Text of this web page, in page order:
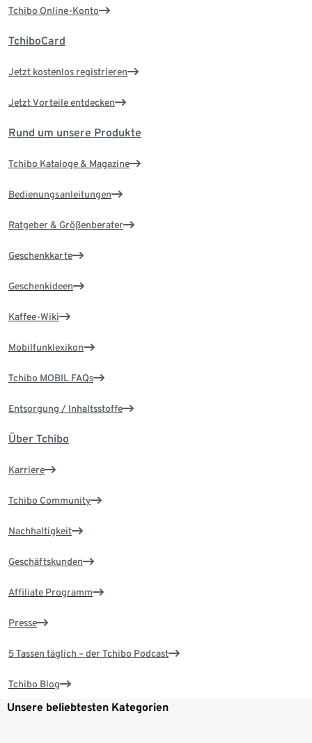
Tchibo Online-Konto
TchiboCard
Jetzt kostenlos registrieren
Jetzt Vorteile entdecken
Rund um unsere Produkte
Tchibo Kataloge & Magazine
Bedienungsanleitungen
Ratgeber & Größenberater
Geschenkkarte
Geschenkideen
Kaffee-Wiki
Mobilfunklexikon
Tchibo MOBIL FAQs
Entsorgung / Inhaltsstoffe
Über Tchibo
Karriere
Tchibo Community
Nachhaltigkeit
Geschäftskunden
Affiliate Programm
Presse
5 Tassen täglich – der Tchibo Podcast
Tchibo Blog
Unsere beliebtesten Kategorien